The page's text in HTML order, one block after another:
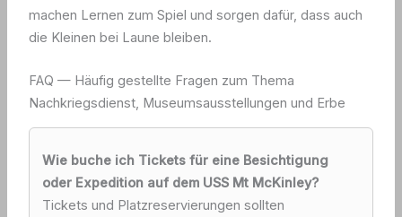
machen Lernen zum Spiel und sorgen dafür, dass auch
die Kleinen bei Laune bleiben.
FAQ — Häufig gestellte Fragen zum Thema
Nachkriegsdienst, Museumsausstellungen und Erbe
Wie buche ich Tickets für eine Besichtigung
oder Expedition auf dem USS Mt McKinley?
Tickets und Platzreservierungen sollten